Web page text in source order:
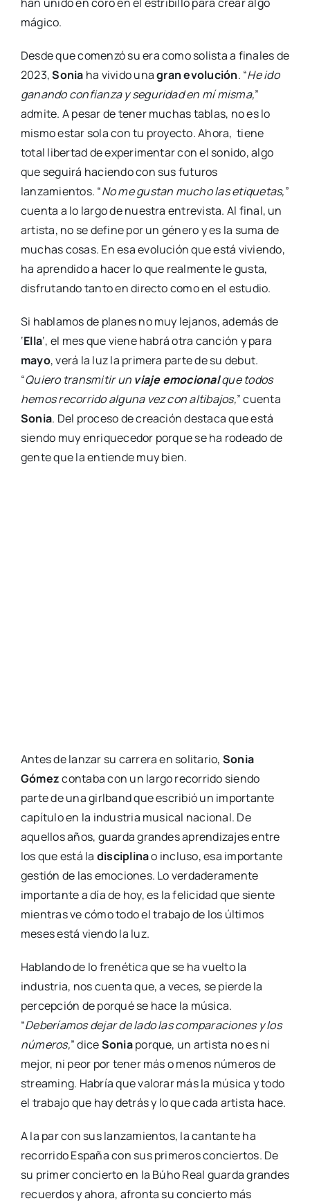
mágico.
Desde que comenzó su era como solista a finales de
2023,Sonia ha vivido unagran evolución. “He ido
ganando confianza y seguridad en mí misma,”
admite. A pesar de tener muchas tablas, no es lo
mismo estar sola con tu proyecto. Ahora, tiene
total libertad de experimentar con el sonido, algo
que seguirá haciendo con sus futuros
lanzamientos. “No me gustan mucho las etiquetas,”
cuenta a lo largo de nuestra entrevista. Al final, un
artista, no se define por un género y es la suma de
muchas cosas. En esa evolución que está viviendo,
ha aprendido a hacer lo que realmente le gusta,
disfrutando tanto en directo como en el estudio.
Si hablamos de planes no muy lejanos, además de
‘Ella‘, el mes que viene habrá otra canción y para
mayo, verá la luz la primera parte de su debut.
“Quiero transmitir un viaje emocionalque todos
hemos recorrido alguna vez con altibajos,” cuenta
Sonia. Del proceso de creación destaca que está
siendo muy enriquecedor porque se ha rodeado de
gente que la entiende muy bien.
Antes de lanzar su carrera en solitario, Sonia
Gómezcontaba con un largo recorrido siendo
parte de una girlband que escribió un importante
capítulo en la industria musical nacional. De
aquellos años, guarda grandes aprendizajes entre
los que está la disciplinao incluso, esa importante
gestión de las emociones. Lo verdaderamente
importante a día de hoy, es la felicidad que siente
mientras ve cómo todo el trabajo de los últimos
meses está viendo la luz.
Hablando de lo frenética que se ha vuelto la
industria, nos cuenta que, a veces, se pierde la
percepción de porqué se hace la música.
“Deberíamos dejar de lado las comparaciones y los
números,” diceSoniaporque, un artista no es ni
mejor, ni peor por tener más o menos números de
streaming. Habría que valorar más la música y todo
el trabajo que hay detrás y lo que cada artista hace.
A la par con sus lanzamientos, la cantante ha
recorrido España con sus primeros conciertos. De
su primer concierto en la Búho Real guarda grandes
recuerdos y ahora, afronta su concierto más